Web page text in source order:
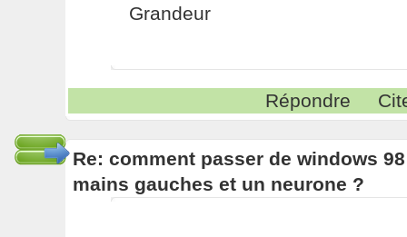
Grandeur
Répondre
Re: comment passer de windows
mains gauches et un neurone ?